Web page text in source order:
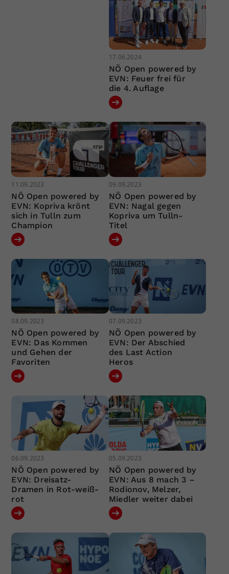
17.06.2024
NÖ Open powered by
EVN: Feuer frei für
die 4. Auflage
11.09.2023
NÖ Open powered by
EVN: Kopriva krönt
sich in Tulln zum
Champion
09.09.2023
NÖ Open powered by
EVN: Nagal gegen
Kopriva um Tulln-
Titel
08.09.2023
NÖ Open powered by
EVN: Das Kommen
und Gehen der
Favoriten
07.09.2023
NÖ Open powered by
EVN: Der Abschied
des Last Action
Heros
06.09.2023
NÖ Open powered by
EVN: Dreisatz-
Dramen in Rot-weiß-
rot
05.09.2023
NÖ Open powered by
EVN: Aus 8 mach 3 –
Rodionov, Melzer,
Miedler weiter dabei